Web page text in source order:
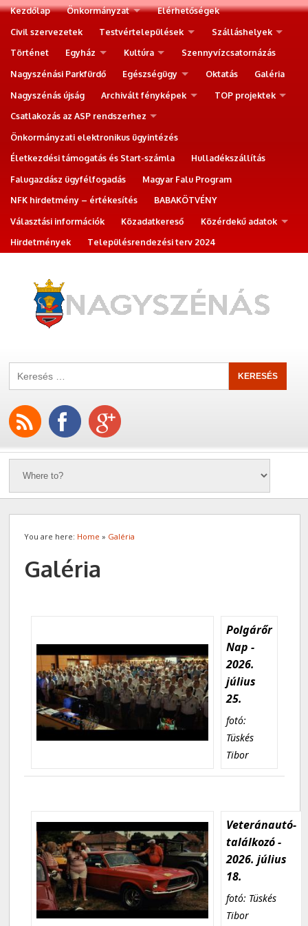
Kezdőlap Önkormányzat
Elérhetőségek
Civil szervezetek
Testvértelepülések
Szálláshelyek
Történet
Egyház Kultúra
Szennyvízcsatornázás
Nagyszénási Parkfürdő
Egészségügy Oktatás
Galéria
Nagyszénás újság
Archivált fényképek
TOP projektek
Csatlakozás az ASP rendszerhez
Önkormányzati elektronikus ügyintézés
Életkezdési támogatás és Start-számla
Hulladékszállítás
Falugazdász ügyfélfogadás
Magyar Falu Program
NFK hirdetmény – értékesítés
BABAKÖTVÉNY
Választási információk
Közadatkereső
Közérdekű adatok
Hirdetmények
Településrendezési terv 2024
You are here: Home » Galéria
Galéria
Polgárőr
Nap -
2026.
július
25.
fotó:
Tüskés
Tibor
Veteránautó-
találkozó -
2026. július
18.
fotó: Tüskés
Tibor